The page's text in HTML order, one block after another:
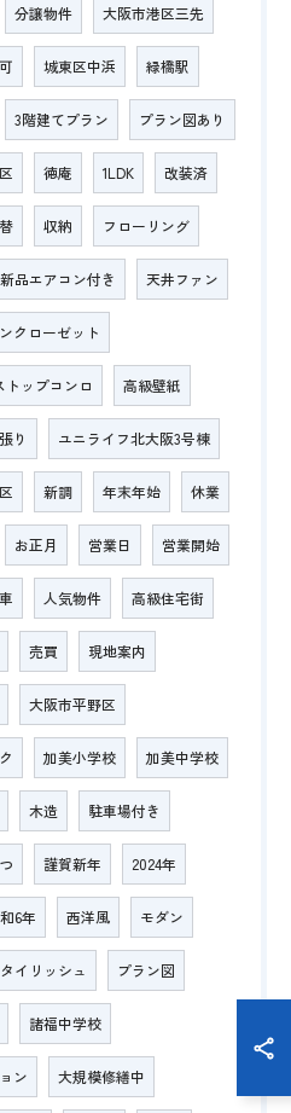
分譲物件 大阪市港区三先
城東区中浜 緑橋駅
3階建てプラン プラン図あり
徳庵 1LDK 改装済
収納 フローリング
新品エアコン付き 天井ファン
クローゼット
トップコンロ 高級壁紙
り ユニライフ北大阪3号棟
新調 年末年始 休業
お正月 営業日 営業開始
人気物件 高級住宅街
売買 現地案内
大阪市平野区
加美小学校 加美中学校
木造 駐車場付き
謹賀新年 2024年
6年 西洋風 モダン
イリッシュ プラン図
諸福中学校
ン 大規模修繕中